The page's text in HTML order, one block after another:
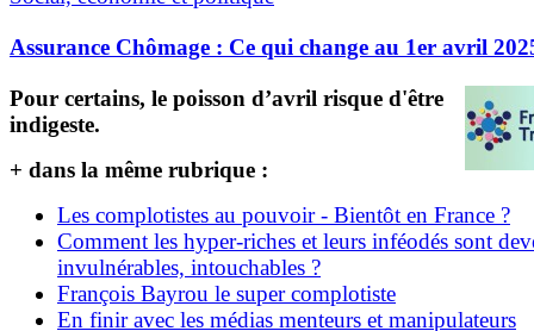
Assurance Chômage : Ce qui change au 1er avril
Pour certains, le poisson d’avril risque d'être
indigeste.
+ dans la même rubrique :
Les complotistes au pouvoir - Bientôt en France ?
Comment les hyper-riches et leurs inféodés sont
invulnérables, intouchables ?
François Bayrou le super complotiste
En finir avec les médias menteurs et manipulateurs